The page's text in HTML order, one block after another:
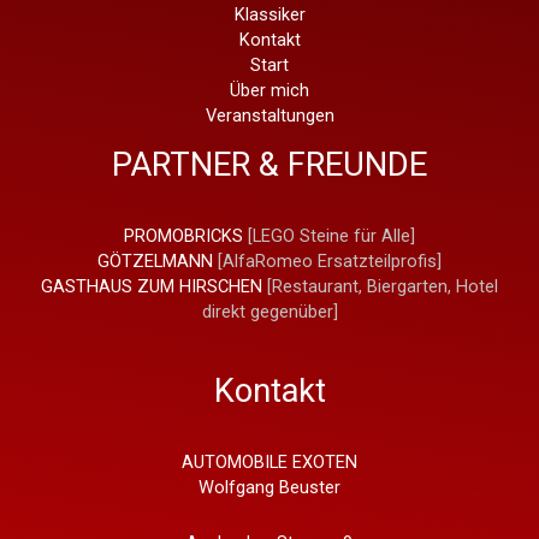
Klassiker
Kontakt
Start
Über mich
Veranstaltungen
PARTNER & FREUNDE
PROMOBRICKS [LEGO Steine für Alle]
GÖTZELMANN [AlfaRomeo Ersatzteilprofis]
GASTHAUS ZUM HIRSCHEN [Restaurant, Biergarten, Hotel
direkt gegenüber]
Kontakt
AUTOMOBILE EXOTEN
Wolfgang Beuster